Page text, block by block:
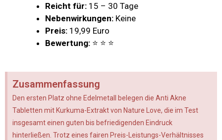
Reicht für: 15 – 30 Tage
Nebenwirkungen: Keine
Preis: 19,99 Euro
Bewertung: ⭐ ⭐ ⭐
Zusammenfassung
Den ersten Platz ohne Edelmetall belegen die Anti Akne
Tabletten mit Kurkuma-Extrakt von Nature Love, die im Test
insgesamt einen guten bis befriedigenden Eindruck
hinterließen. Trotz eines fairen Preis-Leistungs-Verhältnisses